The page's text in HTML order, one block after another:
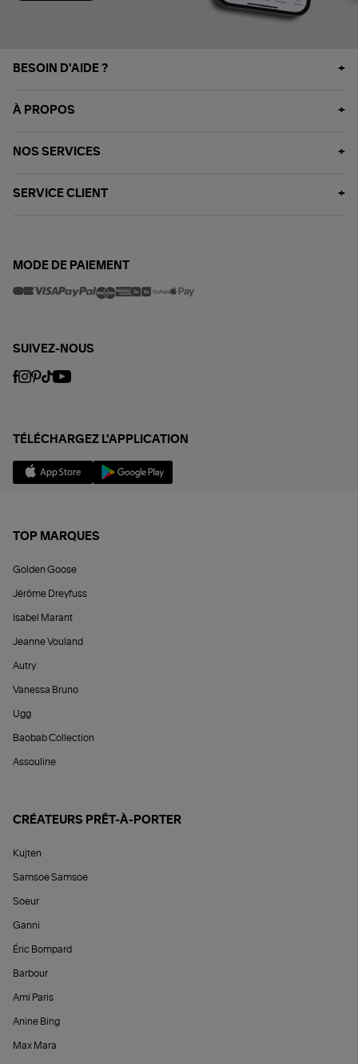
BESOIN D'AIDE ?
À PROPOS
NOS SERVICES
SERVICE CLIENT
MODE DE PAIEMENT
SUIVEZ-NOUS
TÉLÉCHARGEZ L'APPLICATION
TOP MARQUES
Golden Goose
Jérôme Dreyfuss
Isabel Marant
Jeanne Vouland
Autry
Vanessa Bruno
Ugg
Baobab Collection
Assouline
CRÉATEURS PRÊT-À-PORTER
Kujten
Samsoe Samsoe
Soeur
Ganni
Éric Bompard
Barbour
Ami Paris
Anine Bing
Max Mara